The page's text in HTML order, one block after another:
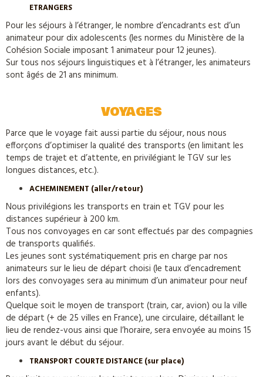
ETRANGERS
Pour les séjours à l’étranger, le nombre d’encadrants est d’un
animateur pour dix adolescents (les normes du Ministère de la
Cohésion Sociale imposant 1 animateur pour 12 jeunes).
Sur tous nos séjours linguistiques et à l’étranger, les animateurs
sont âgés de 21 ans minimum.
VOYAGES
Parce que le voyage fait aussi partie du séjour, nous nous
efforçons d’optimiser la qualité des transports (en limitant les
temps de trajet et d’attente, en privilégiant le TGV sur les
longues distances, etc.).
ACHEMINEMENT (aller/retour)
Nous privilégions les transports en train et TGV pour les
distances supérieur à 200 km.
Tous nos convoyages en car sont effectués par des compagnies
de transports qualifiés.
Les jeunes sont systématiquement pris en charge par nos
animateurs sur le lieu de départ choisi (le taux d’encadrement
lors des convoyages sera au minimum d’un animateur pour neuf
enfants).
Quelque soit le moyen de transport (train, car, avion) ou la ville
de départ (+ de 25 villes en France), une circulaire, détaillant le
lieu de rendez-vous ainsi que l’horaire, sera envoyée au moins 15
jours avant le début du séjour.
TRANSPORT COURTE DISTANCE (sur place)